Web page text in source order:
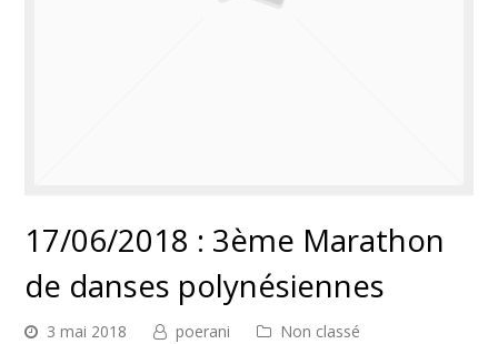
17/06/2018 : 3ème Marathon
de danses polynésiennes
3 mai 2018 poerani Non classé